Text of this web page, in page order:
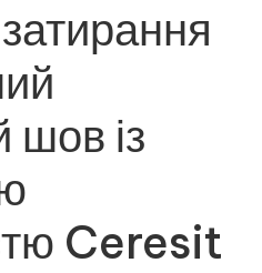
шов із
Ceresit